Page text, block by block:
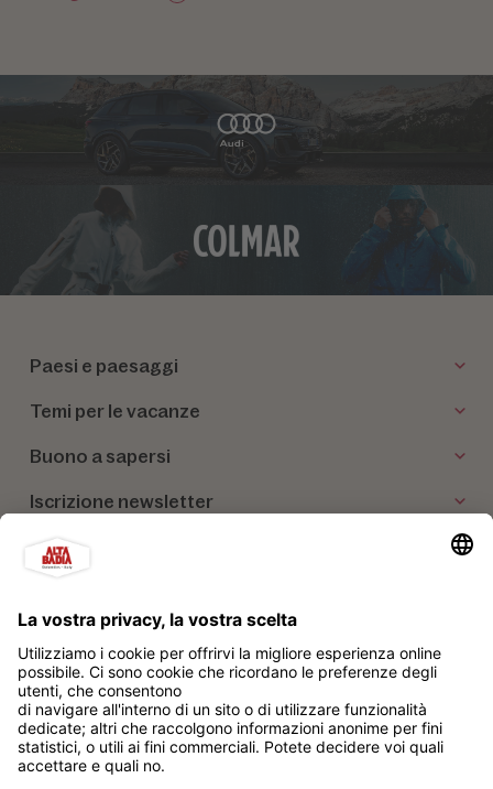
Paesi e paesaggi
Temi per le vacanze
Buono a sapersi
Iscrizione newsletter
I nostri partner